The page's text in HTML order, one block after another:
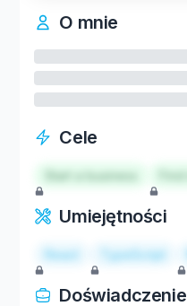
O mnie
Cele
Start a business
Umiejętności
React TypeScript
Doświadczenie